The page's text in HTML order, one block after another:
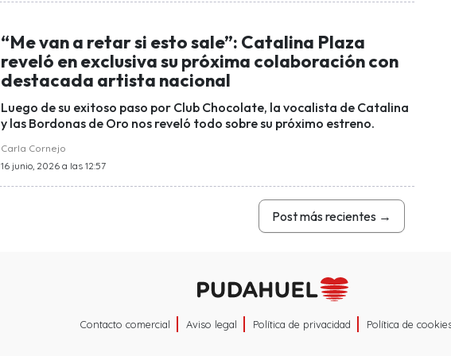
“Me van a retar si esto sale”: Catalina Plaza
reveló en exclusiva su próxima colaboración con
destacada artista nacional
Luego de su exitoso paso por Club Chocolate, la vocalista de Catalina
y las Bordonas de Oro nos reveló todo sobre su próximo estreno.
Carla Cornejo
16 junio, 2026 a las 12:57
Post más recientes →
Contacto comercial Aviso legal Política de privacidad Política de